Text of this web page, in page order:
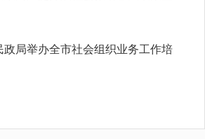
政局举办全市社会组织业务工作培